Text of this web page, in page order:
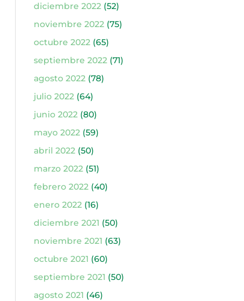
diciembre 2022(52)
noviembre 2022(75)
octubre 2022(65)
septiembre 2022(71)
agosto 2022(78)
julio 2022(64)
junio 2022(80)
mayo 2022(59)
abril 2022(50)
marzo 2022(51)
febrero 2022(40)
enero 2022(16)
diciembre 2021 (50)
noviembre 2021 (63)
octubre 2021 (60)
septiembre 2021 (50)
agosto 2021 (46)